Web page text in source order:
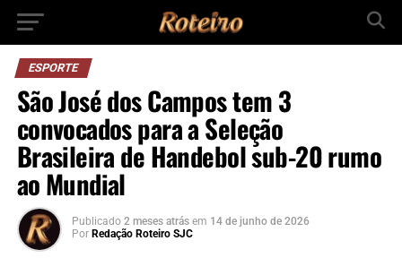
ESPORTE
São José dos Campos tem 3
convocados para a Seleção
Brasileira de Handebol sub-20 rumo
ao Mundial
Publicado 2 meses atrás em 14 de junho de 2026
Por Redação Roteiro SJC